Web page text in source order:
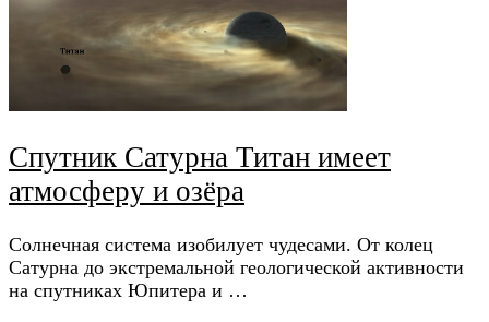
Спутник Сатурна Титан имеет
атмосферу и озёра
Солнечная система изобилует чудесами. От колец
Сатурна до экстремальной геологической активности
на спутниках Юпитера и …